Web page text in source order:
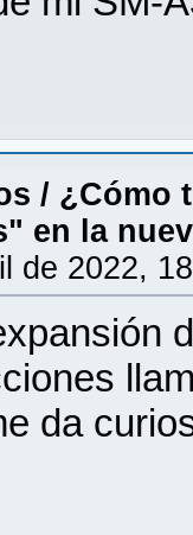
/ ¿Cómo
en la
de 2022,
da